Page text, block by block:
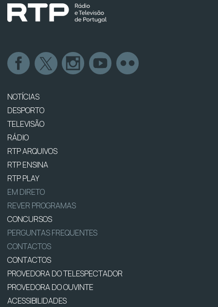
NOTÍCIAS
DESPORTO
TELEVISÃO
RÁDIO
RTP ARQUIVOS
RTP ENSINA
RTP PLAY
EM DIRETO
REVER PROGRAMAS
CONCURSOS
PERGUNTAS FREQUENTES
CONTACTOS
CONTACTOS
PROVEDORA DO TELESPECTADOR
PROVEDORA DO OUVINTE
ACESSIBILIDADES